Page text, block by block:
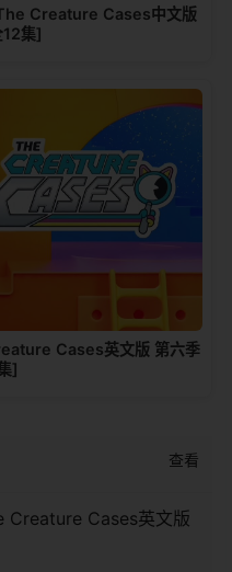
Creature Cases中文版
集]
Cases英文版 第六季
]
查看
Creature Cases英文版